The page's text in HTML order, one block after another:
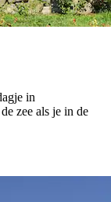
in
zee als je in de